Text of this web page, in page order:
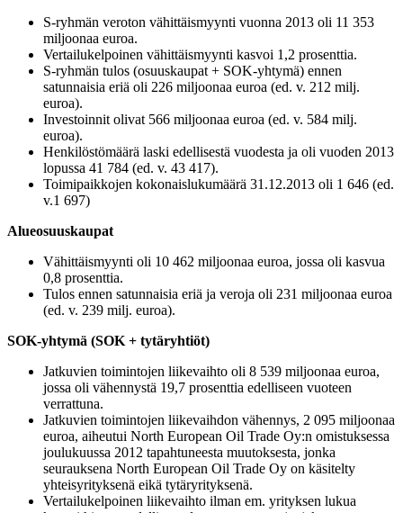
S-ryhmän veroton vähittäismyynti vuonna 2013 oli 11 353
miljoonaa euroa.
Vertailukelpoinen vähittäismyynti kasvoi 1,2 prosenttia.
S-ryhmän tulos (osuuskaupat + SOK-yhtymä) ennen
satunnaisia eriä oli 226 miljoonaa euroa (ed. v. 212 milj.
euroa).
Investoinnit olivat 566 miljoonaa euroa (ed. v. 584 milj.
euroa).
Henkilöstömäärä laski edellisestä vuodesta ja oli vuoden 2013
lopussa 41 784 (ed. v. 43 417).
Toimipaikkojen kokonaislukumäärä 31.12.2013 oli 1 646 (ed.
v.1 697)
Alueosuuskaupat
Vähittäismyynti oli 10 462 miljoonaa euroa, jossa oli kasvua
0,8 prosenttia.
Tulos ennen satunnaisia eriä ja veroja oli 231 miljoonaa euroa
(ed. v. 239 milj. euroa).
SOK-yhtymä (SOK + tytäryhtiöt)
Jatkuvien toimintojen liikevaihto oli 8 539 miljoonaa euroa,
jossa oli vähennystä 19,7 prosenttia edelliseen vuoteen
verrattuna.
Jatkuvien toimintojen liikevaihdon vähennys, 2 095 miljoonaa
euroa, aiheutui North European Oil Trade Oy:n omistuksessa
joulukuussa 2012 tapahtuneesta muutoksesta, jonka
seurauksena North European Oil Trade Oy on käsitelty
yhteisyrityksenä eikä tytäryrityksenä.
Vertailukelpoinen liikevaihto ilman em. yrityksen lukua